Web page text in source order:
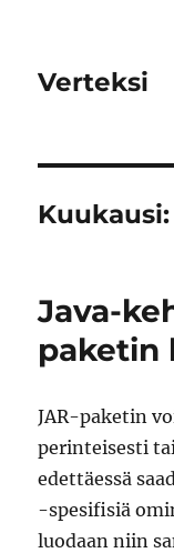
Verteksi
Kuukausi:
Java-
paketin
JAR-paketin
perinteisesti
edettäessä
-spesifisiä
luodaan niin